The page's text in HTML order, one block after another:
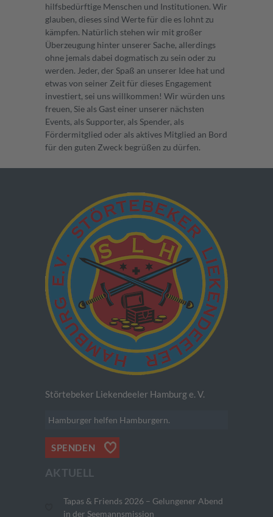
hilfsbedürftige Menschen und Institutionen. Wir
glauben, dieses sind Werte für die es lohnt zu
kämpfen. Natürlich stehen wir mit großer
Überzeugung hinter unserer Sache, allerdings
ohne jemals dabei dogmatisch zu sein oder zu
werden. Jeder, der Spaß an unserer Idee hat und
etwas von seiner Zeit für dieses Engagement
investiert, sei uns willkommen! Wir würden uns
freuen, Sie als Gast einer unserer nächsten
Events, als Supporter, als Spender, als
Fördermitglied oder als aktives Mitglied an Bord
für den guten Zweck begrüßen zu dürfen.
Störtebeker Liekendeeler Hamburg e. V.
Hamburger helfen Hamburgern.
SPENDEN
AKTUELL
Tapas & Friends 2026 – Gelungener Abend
in der Seemannsmission